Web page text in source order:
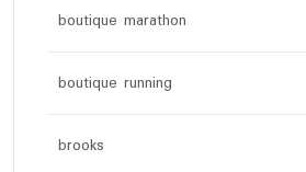
boutique marathon
boutique running
brooks